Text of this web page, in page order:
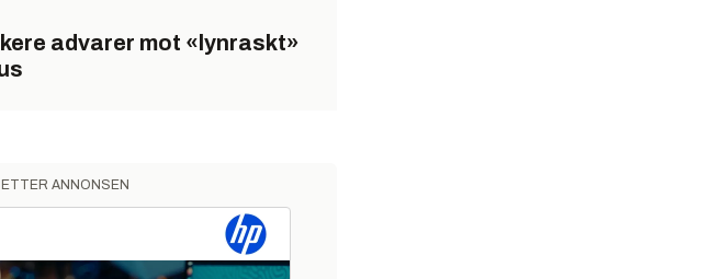
advarer mot «lynraskt»
ANNONSEN